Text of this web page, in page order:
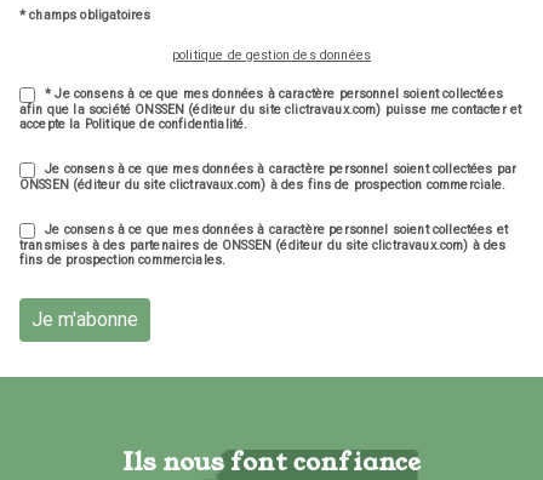
* champs obligatoires
politique de gestion des données
* Je consens à ce que mes données à caractère personnel soient collectées
afin que la société ONSSEN (éditeur du site clictravaux.com) puisse me contacter et
accepte la Politique de confidentialité.
Je consens à ce que mes données à caractère personnel soient collectées par
ONSSEN (éditeur du site clictravaux.com) à des fins de prospection commerciale.
Je consens à ce que mes données à caractère personnel soient collectées et
transmises à des partenaires de ONSSEN (éditeur du site clictravaux.com) à des
fins de prospection commerciales.
Je m'abonne
Ils nous font confiance